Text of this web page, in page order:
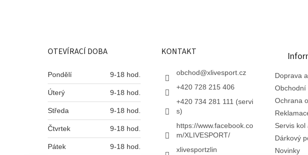
OTEVÍRACÍ DOBA
Pondělí 9-18 hod.
Úterý 9-18 hod.
Středa 9-18 hod.
Čtvrtek 9-18 hod.
Pátek 9-18 hod.
KONTAKT
obchod@xlivesport.cz
+420 728 215 406
+420 734 281 111 (servi
s)
https://www.facebook.co
m/XLIVESPORT/
xlivesportzlin
Doprava
Obchodní
Ochrana
Servis kol
Dárkový
Novinky